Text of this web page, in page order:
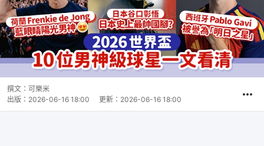
撰文： 可樂米
出版： 2026-06-16 18:00 更新： 2026-06-16 18:00